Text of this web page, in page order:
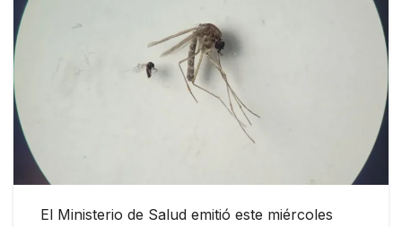
El Ministerio de Salud emitió este miércoles